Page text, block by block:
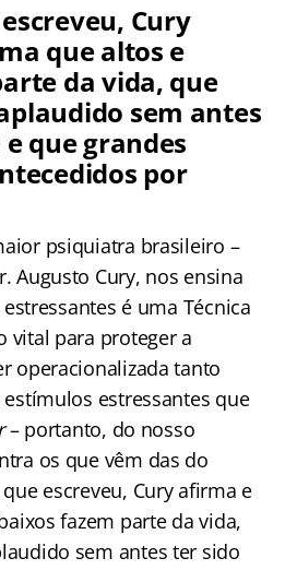
Cury
que altos e
da vida, que
sem antes
que grandes
por
psiquiatra brasileiro –
Augusto Cury, nos ensina
é uma Técnica
vital para proteger a
operacionalizada tanto
estressantes que
– portanto, do nosso
os que vêm das do
escreveu, Cury afirma e
fazem parte da vida,
sem antes ter sido